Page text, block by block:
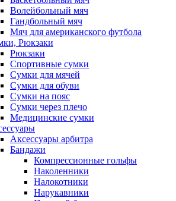
Волейбольный мяч
Гандбольный мяч
Мяч для американского футбола
Рюкзаки
Рюкзаки
Спортивные сумки
Сумки для мячей
Сумки для обуви
Сумки на пояс
Сумки через плечо
Медицинские сумки
Аксессуары арбитра
Бандажи
Компрессионные гольфы
Наколенники
Налокотники
Нарукавники